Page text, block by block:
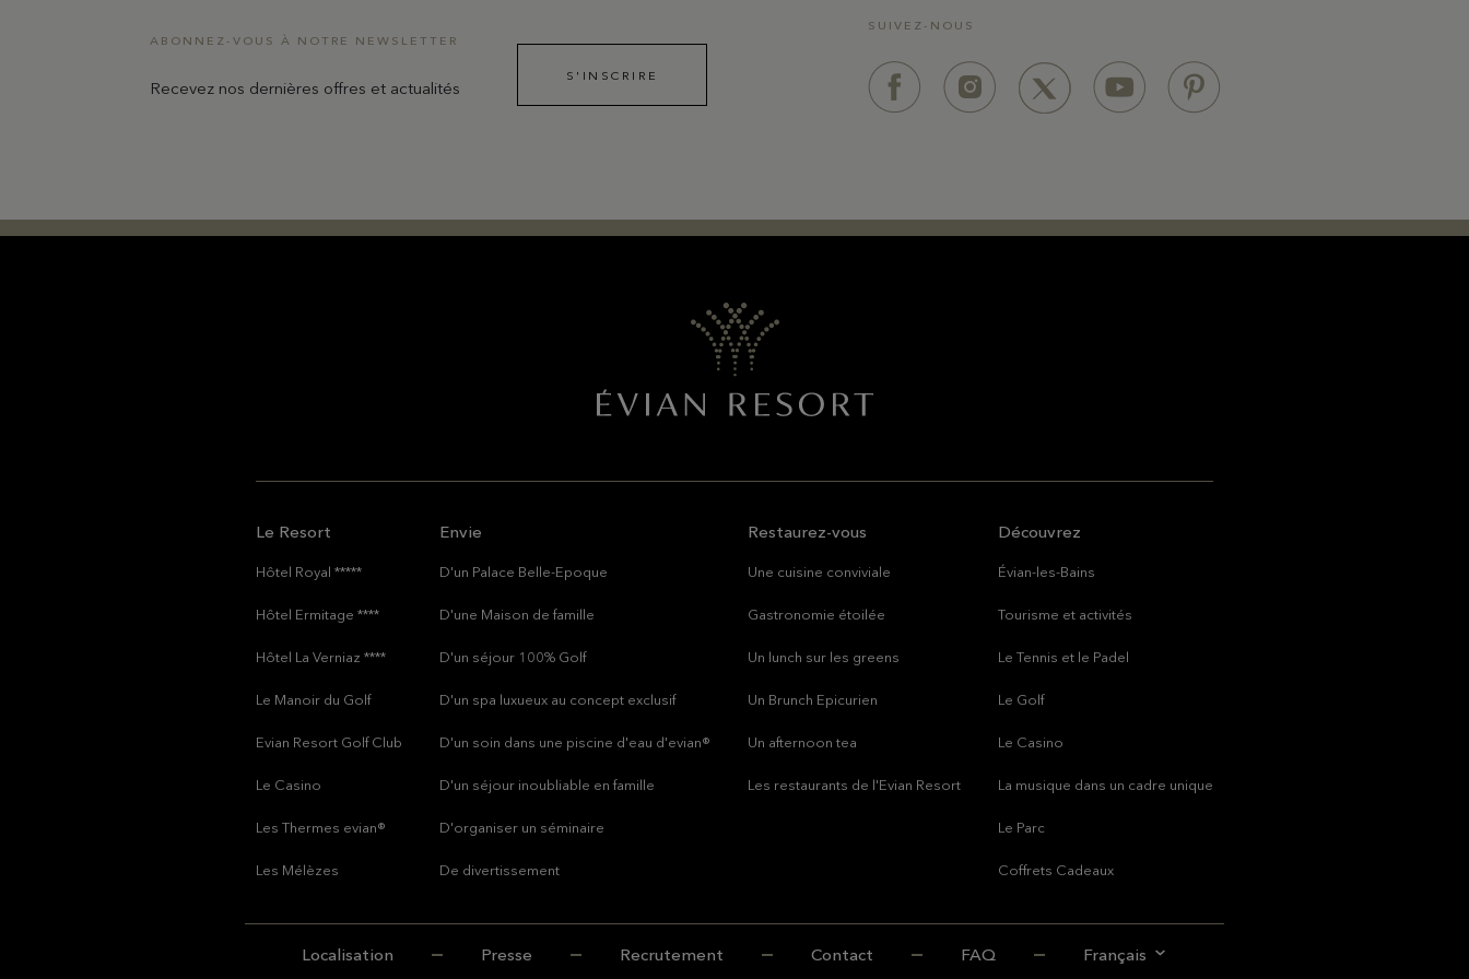
Retrouvez toutes les informations utiles pour
rejoindre le resort ou nous contacter
ABONNEZ-VOUS À NOTRE NEWSLETTER
Recevez nos dernières offres et actualités
S'INSCRIRE
SUIVEZ-NOUS
Le Resort
Hôtel Royal *****
Hôtel Ermitage ****
Hôtel La Verniaz ****
Le Manoir du Golf
Evian Resort Golf Club
Le Casino
Les Thermes evian®
Les Mélèzes
Envie
D'un Palace Belle-Epoque
D'une Maison de famille
D'un séjour 100% Golf
D'un spa luxueux au concept exclusif
D'un soin dans une piscine d'eau d'evian®
D'un séjour inoubliable en famille
D'organiser un séminaire
De divertissement
Restaurez-vous
Une cuisine conviviale
Gastronomie étoilée
Un lunch sur les greens
Un Brunch Epicurien
Un afternoon tea
Les restaurants de l'Evian Resort
Découvrez
Évian-les-Bains
Tourisme et activités
Le Tennis et le Padel
Le Golf
Le Casino
La musique dans un cadre unique
Le Parc
Coffrets Cadeaux
Localisation Presse Recrutement Contact FAQ Français